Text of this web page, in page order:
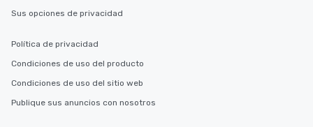
Sus opciones de privacidad
Política de privacidad
Condiciones de uso del producto
Condiciones de uso del sitio web
Publique sus anuncios con nosotros